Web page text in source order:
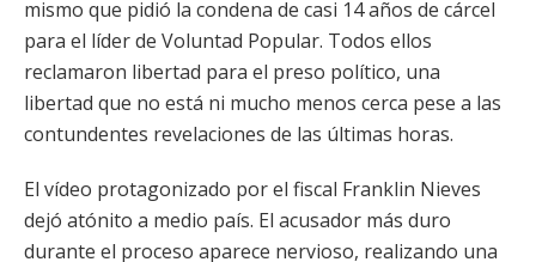
mismo que pidió la condena de casi 14 años de cárcel
para el líder de Voluntad Popular. Todos ellos
reclamaron libertad para el preso político, una
libertad que no está ni mucho menos cerca pese a las
contundentes revelaciones de las últimas horas.
El vídeo protagonizado por el fiscal Franklin Nieves
dejó atónito a medio país. El acusador más duro
durante el proceso aparece nervioso, realizando una